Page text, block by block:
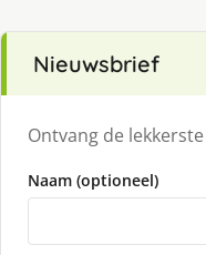
Nieuwsbrief
Ontvang de
Naam (optioneel)